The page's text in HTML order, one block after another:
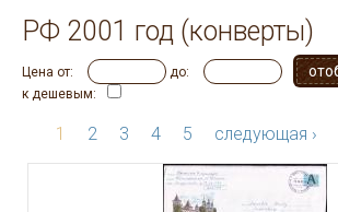
РФ 2001 год (конверты)
Цена от: до:
к дешевым:
1 2 3 4 5 следующая ›